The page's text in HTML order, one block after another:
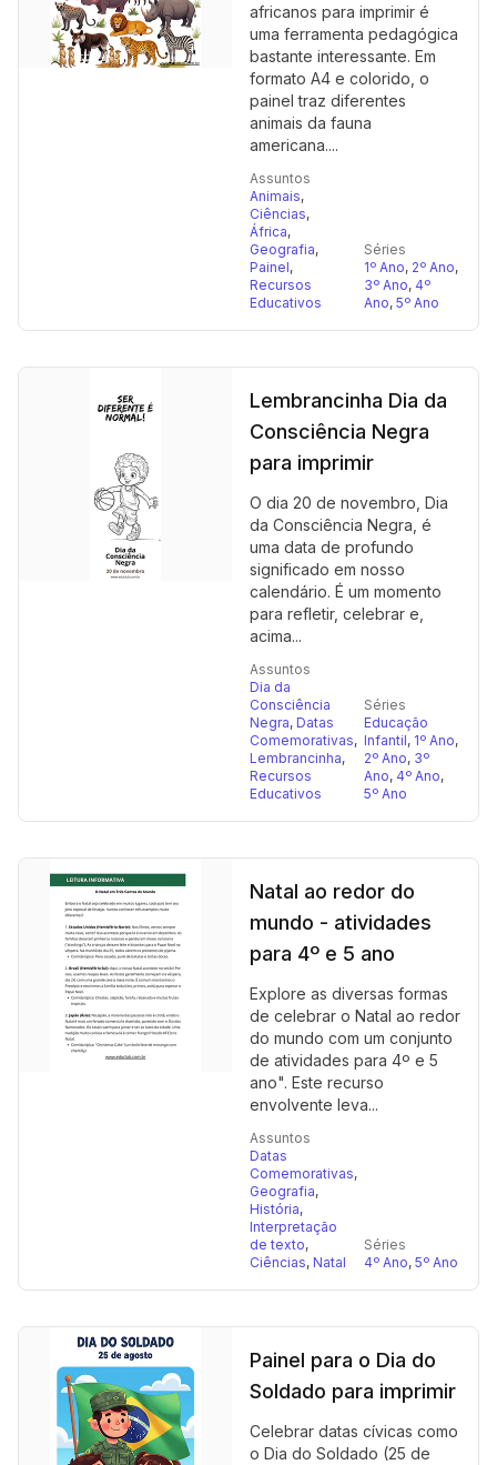
africanos para imprimir é
uma ferramenta pedagógica
bastante interessante. Em
formato A4 e colorido, o
painel traz diferentes
animais da fauna
americana....
Assuntos
Animais,
Ciências,
África,
Geografia,
Painel,
Recursos
Educativos
Séries
1º Ano, 2º Ano,
3º Ano, 4º
Ano, 5º Ano
Lembrancinha Dia da
Consciência Negra
para imprimir
O dia 20 de novembro, Dia
da Consciência Negra, é
uma data de profundo
significado em nosso
calendário. É um momento
para refletir, celebrar e,
acima...
Assuntos
Dia da
Consciência
Negra, Datas
Comemorativas,
Lembrancinha,
Recursos
Educativos
Séries
Educação
Infantil, 1º Ano,
2º Ano, 3º
Ano, 4º Ano,
5º Ano
Natal ao redor do
mundo - atividades
para 4º e 5 ano
Explore as diversas formas
de celebrar o Natal ao redor
do mundo com um conjunto
de atividades para 4º e 5
ano". Este recurso
envolvente leva...
Assuntos
Datas
Comemorativas,
Geografia,
História,
Interpretação
de texto,
Ciências, Natal
Séries
4º Ano, 5º Ano
Painel para o Dia do
Soldado para imprimir
Celebrar datas cívicas como
o Dia do Soldado (25 de